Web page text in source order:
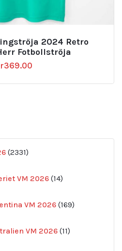
2024 Retro
Fotbollströja
369.00
2331
produkter
VM 2026 14
produkter
VM 2026 169
produkter
VM 2026 11
produkter